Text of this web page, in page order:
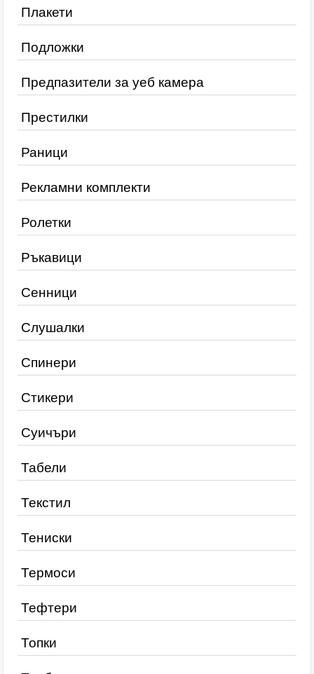
Плакети
Подложки
Предпазители за уеб камера
Престилки
Раници
Рекламни комплекти
Ролетки
Ръкавици
Сенници
Слушалки
Спинери
Стикери
Суичъри
Табели
Текстил
Тениски
Термоси
Тефтери
Топки